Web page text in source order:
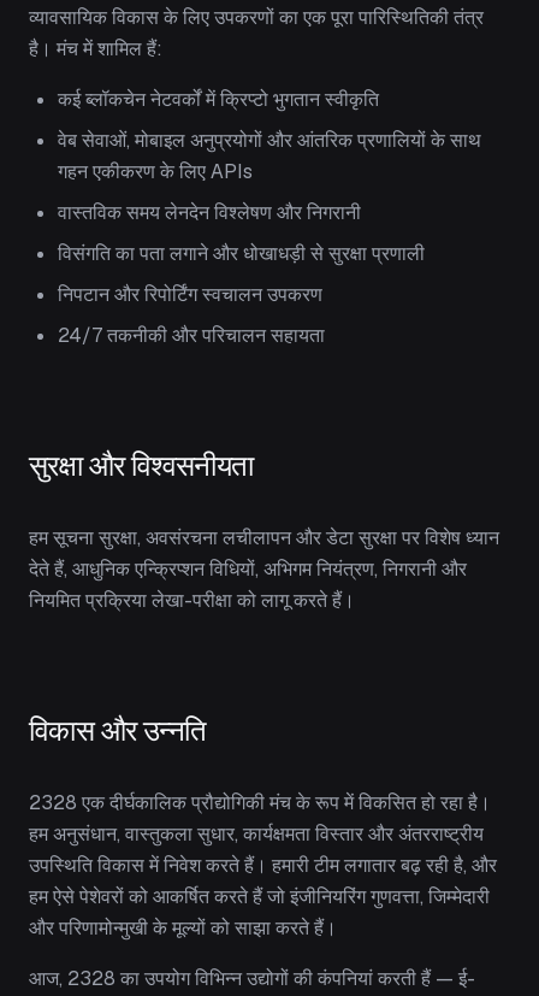
व्यावसायिक विकास के लिए उपकरणों का एक पूरा पारिस्थितिकी तंत्र
है। मंच में शामिल हैं:
कई ब्लॉकचेन नेटवर्कों में क्रिप्टो भुगतान स्वीकृति
वेब सेवाओं, मोबाइल अनुप्रयोगों और आंतरिक प्रणालियों के साथ
गहन एकीकरण के लिए APIs
वास्तविक समय लेनदेन विश्लेषण और निगरानी
विसंगति का पता लगाने और धोखाधड़ी से सुरक्षा प्रणाली
निपटान और रिपोर्टिंग स्वचालन उपकरण
24/7 तकनीकी और परिचालन सहायता
सुरक्षा और विश्वसनीयता
हम सूचना सुरक्षा, अवसंरचना लचीलापन और डेटा सुरक्षा पर विशेष ध्यान
देते हैं, आधुनिक एन्क्रिप्शन विधियों, अभिगम नियंत्रण, निगरानी और
नियमित प्रक्रिया लेखा-परीक्षा को लागू करते हैं।
विकास और उन्नति
2328 एक दीर्घकालिक प्रौद्योगिकी मंच के रूप में विकसित हो रहा है।
हम अनुसंधान, वास्तुकला सुधार, कार्यक्षमता विस्तार और अंतरराष्ट्रीय
उपस्थिति विकास में निवेश करते हैं। हमारी टीम लगातार बढ़ रही है, और
हम ऐसे पेशेवरों को आकर्षित करते हैं जो इंजीनियरिंग गुणवत्ता, जिम्मेदारी
और परिणामोन्मुखी के मूल्यों को साझा करते हैं।
आज, 2328 का उपयोग विभिन्न उद्योगों की कंपनियां करती हैं — ई-